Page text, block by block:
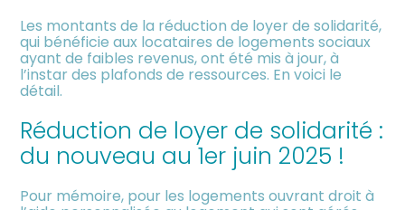
Développer votre entreprise
Construire votre patrimoine
Être prêt pour la facturation
électronique
Investir dans la location
Les montants de la réduction de loyer de solidarité,
qui bénéficie aux locataires de logements sociaux
ayant de faibles revenus, ont été mis à jour, à
l’instar des plafonds de ressources. En voici le
détail.
Réduction de loyer de solidarité :
du nouveau au 1er juin 2025 !
Pour mémoire, pour les logements ouvrant droit à